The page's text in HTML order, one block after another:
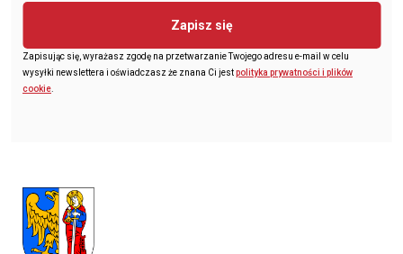
Zapisz się
Zapisując się, wyrażasz zgodę na przetwarzanie Twojego adresu e-mail w celu
wysyłki newslettera i oświadczasz że znana Ci jestpolityka prywatności i plików
cookie